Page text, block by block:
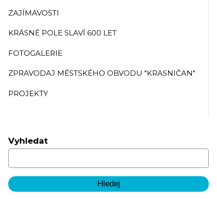
ZAJÍMAVOSTI
KRÁSNÉ POLE SLAVÍ 600 LET
FOTOGALERIE
ZPRAVODAJ MĚSTSKÉHO OBVODU "KRASNIČAN"
PROJEKTY
Vyhledat